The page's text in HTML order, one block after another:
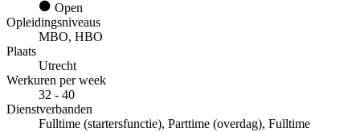
Open
Opleidingsniveaus
MBO, HBO
Plaats
Utrecht
Werkuren per week
32 - 40
Dienstverbanden
Fulltime (startersfunctie), Parttime (overdag), Fulltime